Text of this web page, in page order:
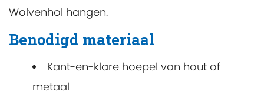
Wolvenhol hangen.
Benodigd materiaal
Kant-en-klare hoepel van hout of
metaal